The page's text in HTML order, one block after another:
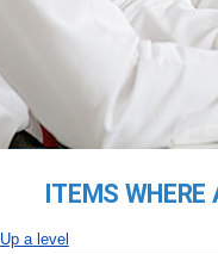
ITEMS WHERE
Up a level